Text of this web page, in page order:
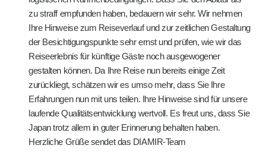
zu straff empfunden haben, bedauern wir sehr. Wir nehmen
Ihre Hinweise zum Reiseverlauf und zur zeitlichen Gestaltung
der Besichtigungspunkte sehr ernst und prüfen, wie wir das
Reiseerlebnis für künftige Gäste noch ausgewogener
gestalten können. Da Ihre Reise nun bereits einige Zeit
zurückliegt, schätzen wir es umso mehr, dass Sie Ihre
Erfahrungen nun mit uns teilen. Ihre Hinweise sind für unsere
laufende Qualitätsentwicklung wertvoll. Es freut uns, dass Sie
Japan trotz allem in guter Erinnerung behalten haben.
Herzliche Grüße sendet das DIAMIR-Team